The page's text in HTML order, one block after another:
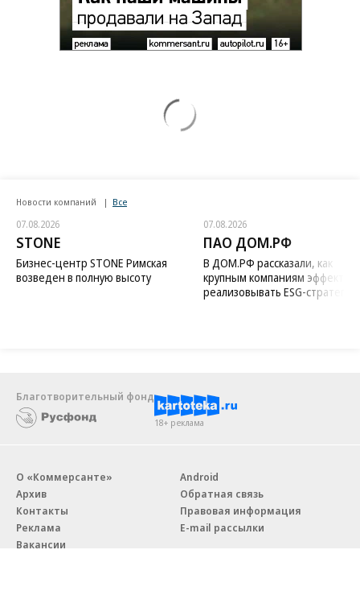
Новости компаний Все
07.08.2026
STONE
Бизнес-центр STONE Римская
возведен в полную высоту
07.08.2026
ПАО ДОМ.РФ
В ДОМ.РФ рассказали, как
крупным компаниям
реализовывать ESG-стратегию
Благотворительный фонд
18+ реклама
О «Коммерсанте»
Архив
Контакты
Реклама
Вакансии
Android
Обратная связь
Правовая информация
E-mail рассылки